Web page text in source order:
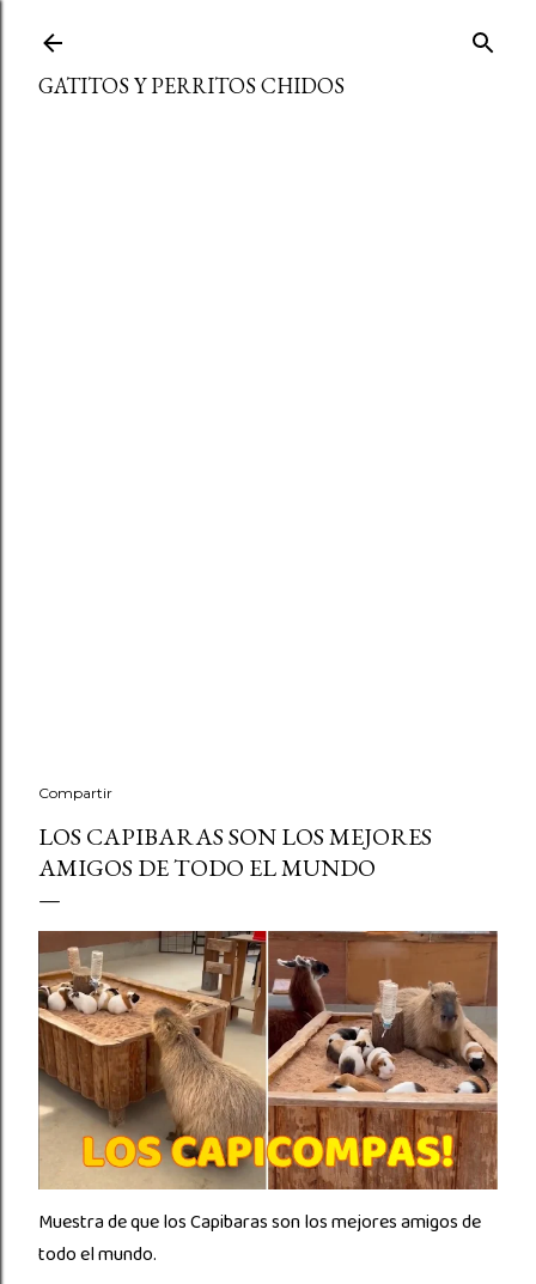
GATITOS Y PERRITOS CHIDOS
Compartir
LOS CAPIBARAS SON LOS MEJORES
AMIGOS DE TODO EL MUNDO
Muestra de que los Capibaras son los mejores amigos de
todo el mundo.